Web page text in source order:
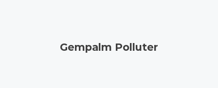
Gempalm Polluter